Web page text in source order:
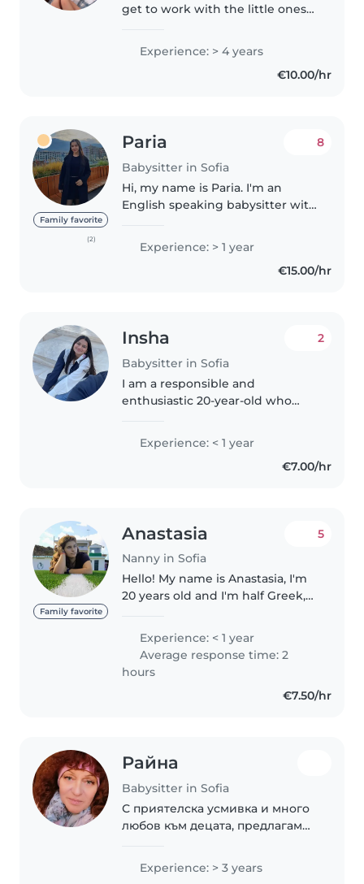
get to work with the little ones
Sofia to study all the way from
Argentina! which is the perfect
Experience: > 4 years
€10.00/hr
Family favorite
(2)
Paria
Babysitter in Sofia
8
Hi, my name is Paria. I'm an
English speaking babysitter with
children. I'm responsible,
patient, and I truly love working
with kids. If you're looking for..
Experience: > 1 year
€15.00/hr
Insha
Babysitter in Sofia
2
I am a responsible and
enthusiastic 20-year-old who
professional childcare
experience yet, I've spent a lot of
Experience: < 1 year
€7.00/hr
Family favorite
Anastasia
Nanny in Sofia
5
Hello! My name is Anastasia, I'm
20 years old and I'm half Greek,
raised in Greece, I went to school
there and now I decided to
come to Bulgaria. Back..
Experience: < 1 year
Average response time: 2
hours
€7.50/hr
Райна
Babysitter in Sofia
С приятелска усмивка и много
любов към децата, предлагам
години опит в грижата за
бебета и деца в предшколна
Experience: > 3 years